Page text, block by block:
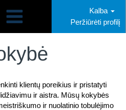
Kalba
Peržiūrėti profilį
klientų poreikius ir pristatyti
ir aistra. Mūsų kokybės
ir nuolatinio tobulėjimo